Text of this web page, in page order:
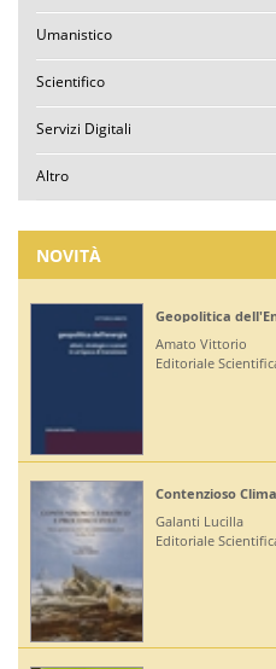
Umanistico
Scientifico
Servizi Digitali
Altro
NOVITÀ
Geopolitica
Amato Vittorio
Editoriale
Contenzioso
Galanti Lucilla
Editoriale